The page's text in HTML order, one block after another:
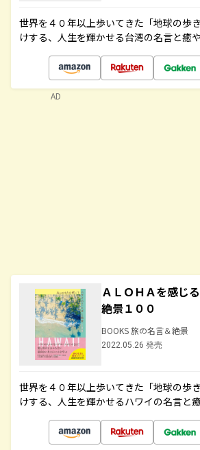
世界を４０年以上歩いてきた「地球の歩
けする、人生を輝かせる台湾の名言と癒
ＡＬＯＨＡを感じ
絶景１００
BOOKS 旅の名言＆絶景
2022.05.26 発売
世界を４０年以上歩いてきた「地球の歩
けする、人生を輝かせるハワイの名言と
AD